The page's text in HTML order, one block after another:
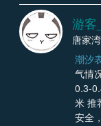
游客
唐家
潮汐
气情
0.3-
米 推
安全